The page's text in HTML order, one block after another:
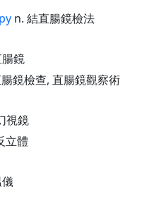
n. 結直腸鏡檢法
鏡
鏡檢查, 直腸鏡觀察術
視鏡
立體